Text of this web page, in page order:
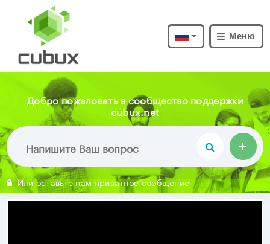
Меню
Добро пожаловать в сообщество поддержки
cubux.net
Или оставьте нам приватное сообщение